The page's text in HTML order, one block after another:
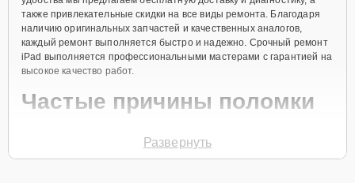
также привлекательные скидки на все виды ремонта. Благодаря
наличию оригинальных запчастей и качественных аналогов,
каждый ремонт выполняется быстро и надежно. Срочный ремонт
iPad выполняется профессиональными мастерами с гарантией на
высокое качество работ.
Частые причины поломки
Треснувший или разбитый экран.
Проблемы с аккумулятором.
Развернуть